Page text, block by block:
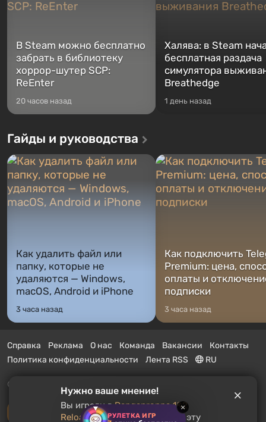
РУЛЕТКА ИГР
×
В Steam можно бесплатно
забрать в библиотеку
хоррор-шутер SCP:
ReEnter
20 часов назад
Халява: в Steam
бесплатная раздача
симулятора
Breathedge
1 день назад
Гайды и руководства
Как удалить файл или
папку, которые не
удаляются — Windows,
macOS, Android и iPhone
3 часа назад
Как подключить
Premium: цена,
оплаты и
подписки
3 часа назад
Справка Реклама О нас Команда Вакансии
Контакты
Политика конфиденциальности
Лента RSS RU
© 2011 - 2026 VGTimes
Полная версия
Нужно ваше мнение!
Вы играли вDanganronpa 1&2
Reload? Рекомендуете ли вы эту